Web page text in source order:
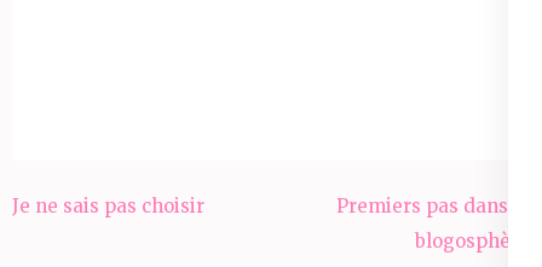
Navigation
Je ne sais pas choisir
Premiers pas dans la
blogosphère